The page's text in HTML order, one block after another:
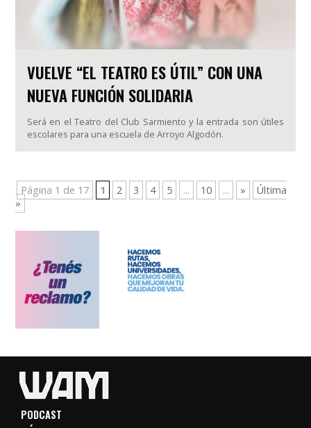
VUELVE “EL TEATRO ES ÚTIL” CON UNA
NUEVA FUNCIÓN SOLIDARIA
Será en el Teatro del Club Sarmiento y la entrada son útiles
escolares para una escuela de Arroyo Algodón.
Página 1 de 17 1 2 3 4 5 ... 10 ... »
Última
»
PODCAST